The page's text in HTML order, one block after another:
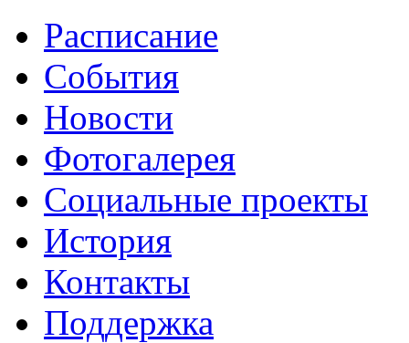
Расписание
События
Новости
Фотогалерея
Социальные проекты
История
Контакты
Поддержка